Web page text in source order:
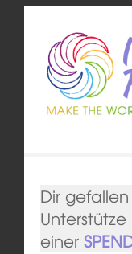
Dir
einer